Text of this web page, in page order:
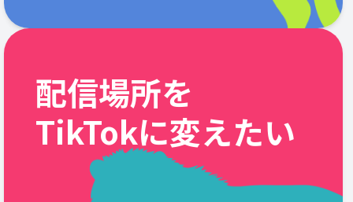
配信場所を
TikTokに変えたい